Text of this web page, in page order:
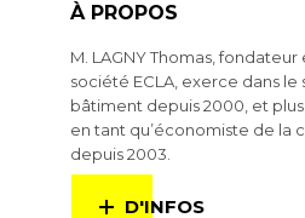
À PROPOS
M. LAGNY Thomas,
société ECLA, exerce dans le
bâtiment depuis 2000, et
en tant qu’économiste de la
depuis 2003.
D'INFOS